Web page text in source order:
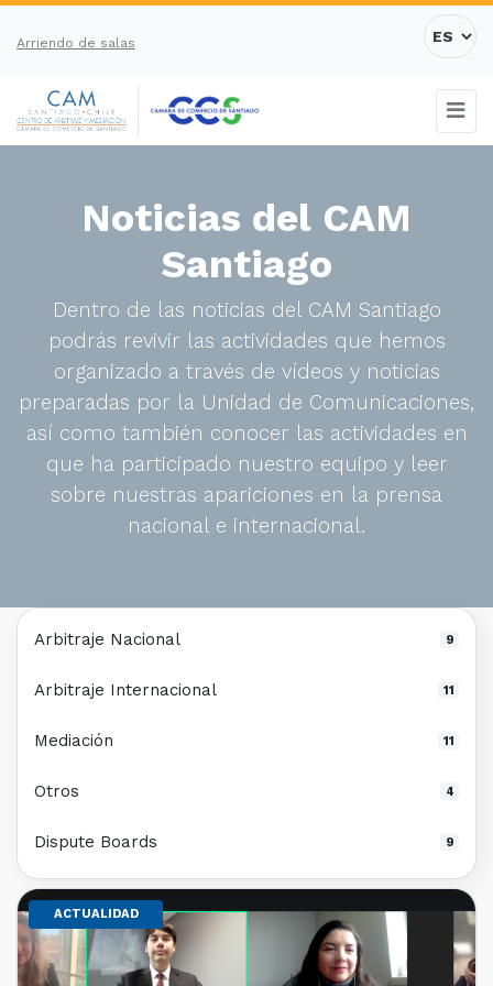
Arriendo de salas
Noticias del CAM
Santiago
Dentro de las noticias del CAM Santiago
podrás revivir las actividades que hemos
organizado a través de vídeos y noticias
preparadas por la Unidad de Comunicaciones,
así como también conocer las actividades en
que ha participado nuestro equipo y leer
sobre nuestras apariciones en la prensa
nacional e internacional.
ACTUALIDAD
Arbitraje Nacional 9
Arbitraje Internacional 11
Mediación 11
Otros 4
Dispute Boards 9